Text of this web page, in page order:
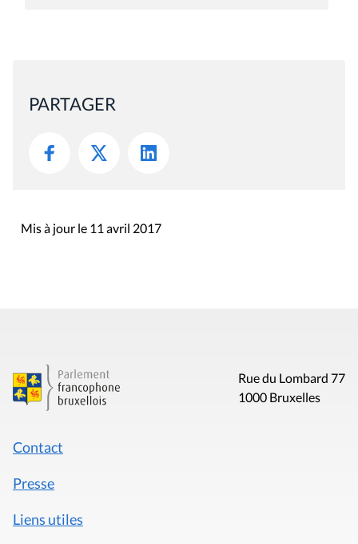
PARTAGER
Mis à jour le 11 avril 2017
Rue du Lombard 77
1000 Bruxelles
Contact
Presse
Liens utiles